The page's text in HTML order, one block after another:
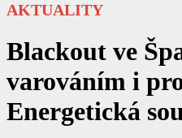
AKTUALITY
Blackout ve
varováním i
Energetická